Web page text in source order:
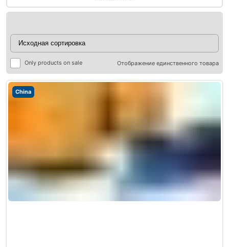
Only products on sale Отображение единственного товара
China